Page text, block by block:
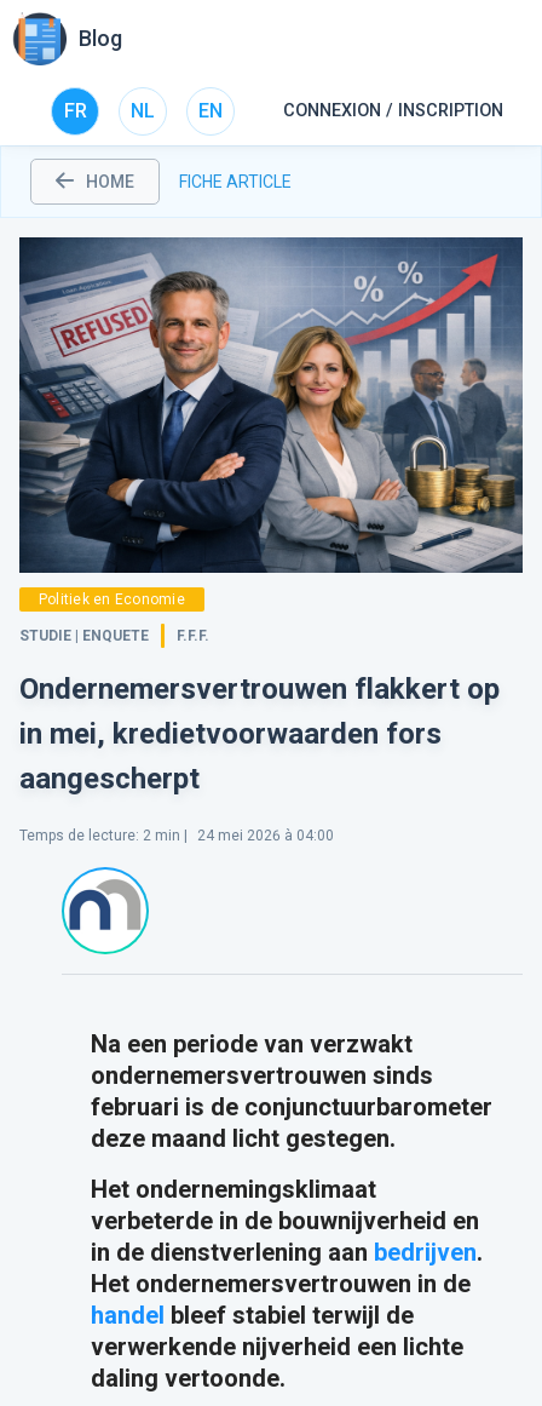
Blog
FR NL EN CONNEXION / INSCRIPTION
HOME FICHE ARTICLE
Politiek en Economie
STUDIE | ENQUETE F.F.F.
Ondernemersvertrouwen flakkert op
in mei, kredietvoorwaarden fors
aangescherpt
Temps de lecture: 2 min | 24 mei 2026 à 04:00
Na een periode van verzwakt
ondernemersvertrouwen sinds
februari is de conjunctuurbarometer
deze maand licht gestegen.
Het ondernemingsklimaat
verbeterde in de bouwnijverheid en
in de dienstverlening aan bedrijven.
Het ondernemersvertrouwen in de
handel bleef stabiel terwijl de
verwerkende nijverheid een lichte
daling vertoonde.